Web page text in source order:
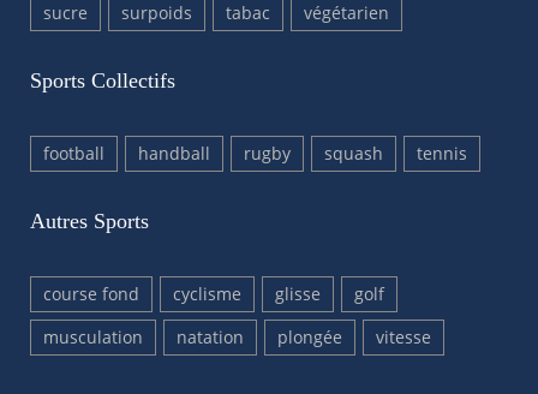
sucre
surpoids tabac végétarien
Sports Collectifs
football handball rugby squash tennis
Autres Sports
course fond cyclisme glisse
golf
musculation
natation plongée vitesse